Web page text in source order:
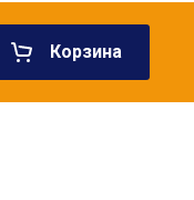
Корзина